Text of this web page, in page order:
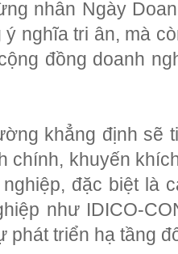
nhân Ngày
nghĩa tri ân, mà
đồng doanh
khẳng định sẽ
chính, khuyến
đặc biệt là
như IDICO-
phát triển hạ tầng